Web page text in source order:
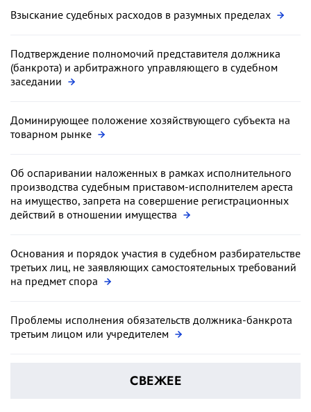
Взыскание судебных расходов в разумных пределах
Подтверждение полномочий представителя должника
(банкрота) и арбитражного управляющего в судебном
заседании
Доминирующее положение хозяйствующего субъекта на
товарном рынке
Об оспаривании наложенных в рамках исполнительного
производства судебным приставом-исполнителем ареста
на имущество, запрета на совершение регистрационных
действий в отношении имущества
Основания и порядок участия в судебном разбирательстве
третьих лиц, не заявляющих самостоятельных требований
на предмет спора
Проблемы исполнения обязательств должника-банкрота
третьим лицом или учредителем
СВЕЖЕЕ